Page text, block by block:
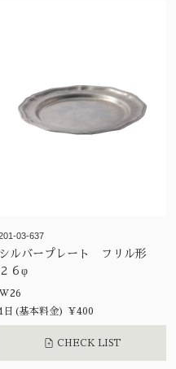
03-637
シルバープレート フリル形
２６φ
1日(基本料金) ¥400
CHECK LIST